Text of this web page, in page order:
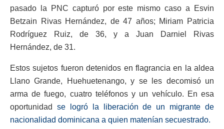
pasado la PNC capturó por este mismo caso a Esvin
Betzain Rivas Hernández, de 47 años; Miriam Patricia
Rodríguez Ruiz, de 36, y a Juan Darniel Rivas
Hernández, de 31.
Estos sujetos fueron detenidos en flagrancia en la aldea
Llano Grande, Huehuetenango, y se les decomisó un
arma de fuego, cuatro teléfonos y un vehículo. En esa
oportunidad se logró la liberación de un migrante de
nacionalidad dominicana a quien matenían secuestrado.